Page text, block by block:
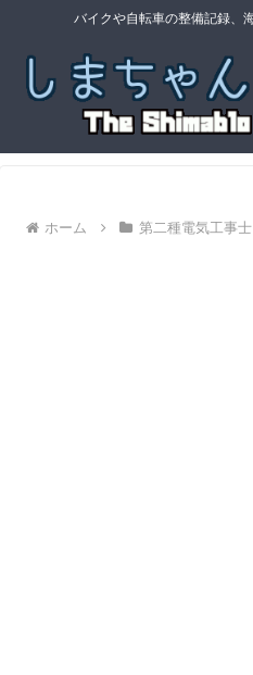
バイクや自転車の整備記録、
ホーム 第二種電気工事士